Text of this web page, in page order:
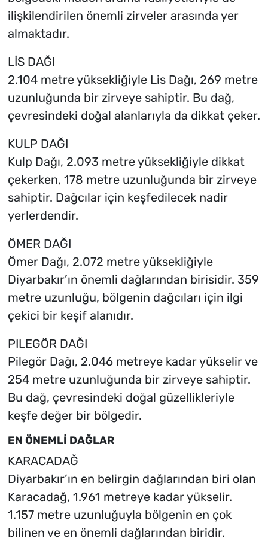
ilişkilendirilen önemli zirveler arasında yer
almaktadır.
LİS DAĞI
2.104 metre yüksekliğiyle Lis Dağı, 269 metre
uzunluğunda bir zirveye sahiptir. Bu dağ,
çevresindeki doğal alanlarıyla da dikkat çeker.
KULP DAĞI
Kulp Dağı, 2.093 metre yüksekliğiyle dikkat
çekerken, 178 metre uzunluğunda bir zirveye
sahiptir. Dağcılar için keşfedilecek nadir
yerlerdendir.
ÖMER DAĞI
Ömer Dağı, 2.072 metre yüksekliğiyle
Diyarbakır’ın önemli dağlarından birisidir. 359
metre uzunluğu, bölgenin dağcıları için ilgi
çekici bir keşif alanıdır.
PILEGÖR DAĞI
Pilegör Dağı, 2.046 metreye kadar yükselir ve
254 metre uzunluğunda bir zirveye sahiptir.
Bu dağ, çevresindeki doğal güzellikleriyle
keşfe değer bir bölgedir.
EN ÖNEMLİ DAĞLAR
KARACADAĞ
Diyarbakır’ın en belirgin dağlarından biri olan
Karacadağ, 1.961 metreye kadar yükselir.
1.157 metre uzunluğuyla bölgenin en çok
bilinen ve en önemli dağlarından biridir.